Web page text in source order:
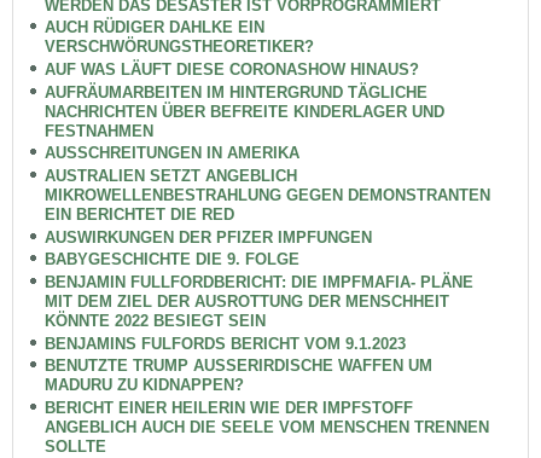
WERDEN DAS DESASTER IST VORPROGRAMMIERT
AUCH RÜDIGER DAHLKE EIN
VERSCHWÖRUNGSTHEORETIKER?
AUF WAS LÄUFT DIESE CORONASHOW HINAUS?
AUFRÄUMARBEITEN IM HINTERGRUND TÄGLICHE
NACHRICHTEN ÜBER BEFREITE KINDERLAGER UND
FESTNAHMEN
AUSSCHREITUNGEN IN AMERIKA
AUSTRALIEN SETZT ANGEBLICH
MIKROWELLENBESTRAHLUNG GEGEN DEMONSTRANTEN
EIN BERICHTET DIE RED
AUSWIRKUNGEN DER PFIZER IMPFUNGEN
BABYGESCHICHTE DIE 9. FOLGE
BENJAMIN FULLFORDBERICHT: DIE IMPFMAFIA- PLÄNE
MIT DEM ZIEL DER AUSROTTUNG DER MENSCHHEIT
KÖNNTE 2022 BESIEGT SEIN
BENJAMINS FULFORDS BERICHT VOM 9.1.2023
BENUTZTE TRUMP AUSSERIRDISCHE WAFFEN UM
MADURU ZU KIDNAPPEN?
BERICHT EINER HEILERIN WIE DER IMPFSTOFF
ANGEBLICH AUCH DIE SEELE VOM MENSCHEN TRENNEN
SOLLTE